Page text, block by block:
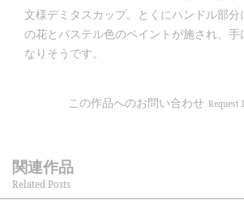
文様デミタスカップ。とくにハンドル部分
の花とパステル色のペイントが施され、手
なりそうです。
この作品へのお問い合わせ
関連作品
Related Posts